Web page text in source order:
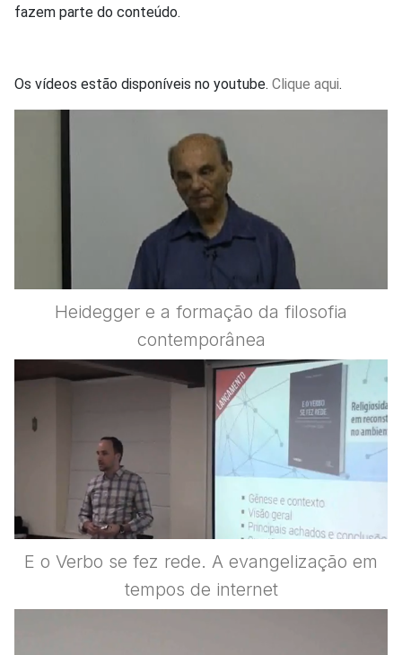
fazem parte do conteúdo.
Os vídeos estão disponíveis no youtube. Clique aqui.
Heidegger e a formação da filosofia
contemporânea
E o Verbo se fez rede. A evangelização em
tempos de internet